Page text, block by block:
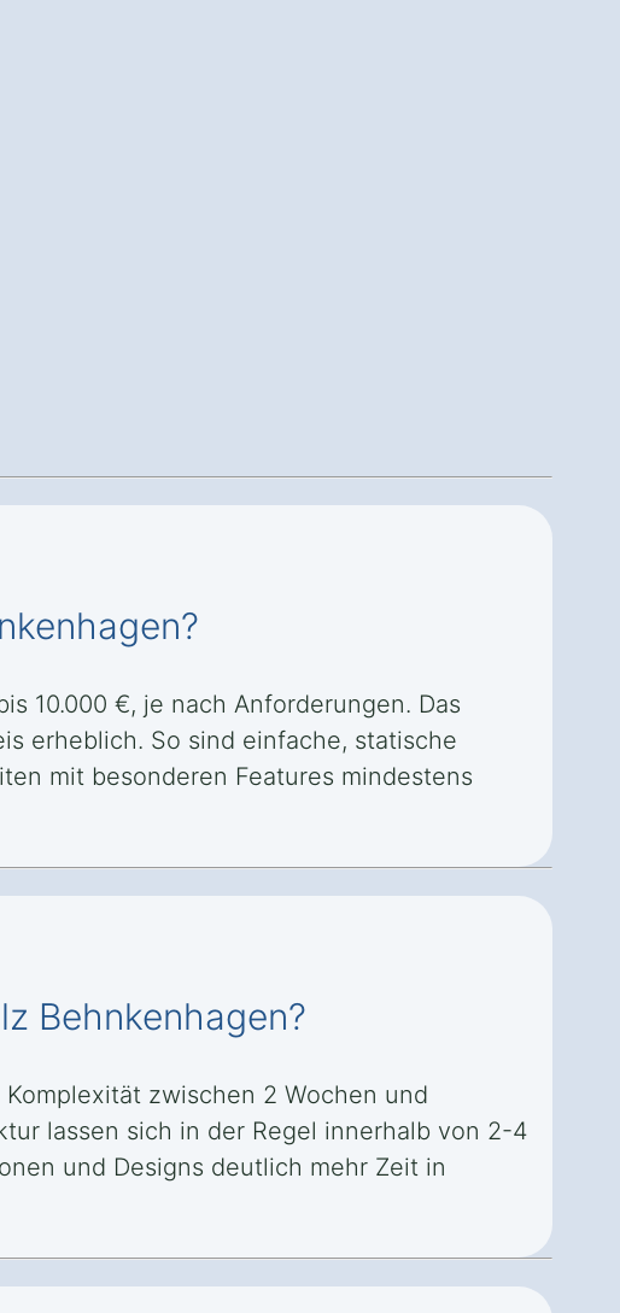
10.000 €, je nach Anforderungen. Das
erheblich. So sind einfache, statische
mit besonderen Features mindestens
Behnkenhagen?
zwischen 2 Wochen und
lassen sich in der Regel innerhalb von 2-4
und Designs deutlich mehr Zeit in